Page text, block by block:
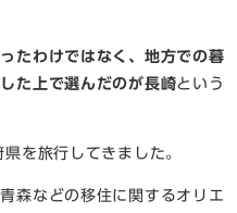
たわけではなく、地方での暮
た上で選んだのが長崎という
を旅行してきました。
森などの移住に関するオリエ